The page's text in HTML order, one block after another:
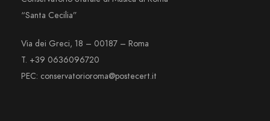
“Santa Cecilia”
Via dei Greci, 18 – 00187 – Roma
T. +39 0636096720
PEC: conservatorioroma@postecert.it